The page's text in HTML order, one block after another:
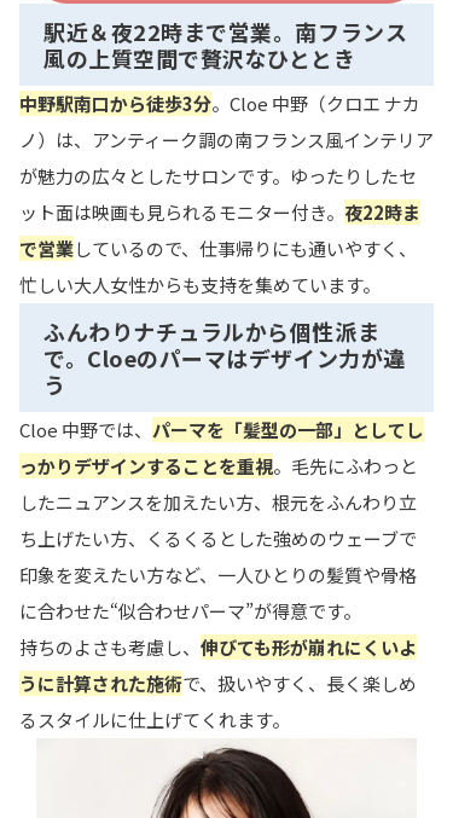
駅近＆夜22時まで営業。南フランス
風の上質空間で贅沢なひととき
中野駅南口から徒歩3分。Cloe 中野（クロエ ナカ
ノ）は、アンティーク調の南フランス風インテリア
が魅力の広々としたサロンです。ゆったりしたセ
ット面は映画も見られるモニター付き。 夜22時ま
で営業しているので、仕事帰りにも通いやすく、
忙しい大人女性からも支持を集めています。
ふんわりナチュラルから個性派ま
で。Cloeのパーマはデザイン力が違
う
Cloe 中野では、 パーマを「髪型の一部」としてし
っかりデザインすることを重視。毛先にふわっと
したニュアンスを加えたい方、根元をふんわり立
ち上げたい方、くるくるとした強めのウェーブで
印象を変えたい方など、一人ひとりの髪質や骨格
に合わせた“似合わせパーマ”が得意です。
持ちのよさも考慮し、 伸びても形が崩れにくいよ
うに計算された施術で、扱いやすく、長く楽しめ
るスタイルに仕上げてくれます。